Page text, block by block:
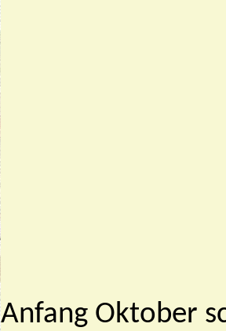
Anfang Oktober